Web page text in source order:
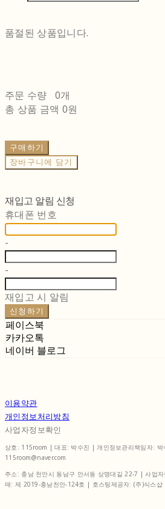
품절된 상품입니다.
주문 수량
0개
총 상품 금액 0원
구매하기
장바구니에 담기
재입고 알림 신청
휴대폰 번호
-
-
재입고 시 알림
신청하기
페이스북
카카오톡
네이버 블로그
이용약관
개인정보처리방침
사업자정보확인
상호: 115room | 대표: 박수진 | 개인정보관리책임자: 박
115room@naver.com
주소: 충남 천안시 동남구 안서동 상명대길 22-7 | 사업자
매: 제 2019-충남천안-124호 | 호스팅제공자: (주)식스샵